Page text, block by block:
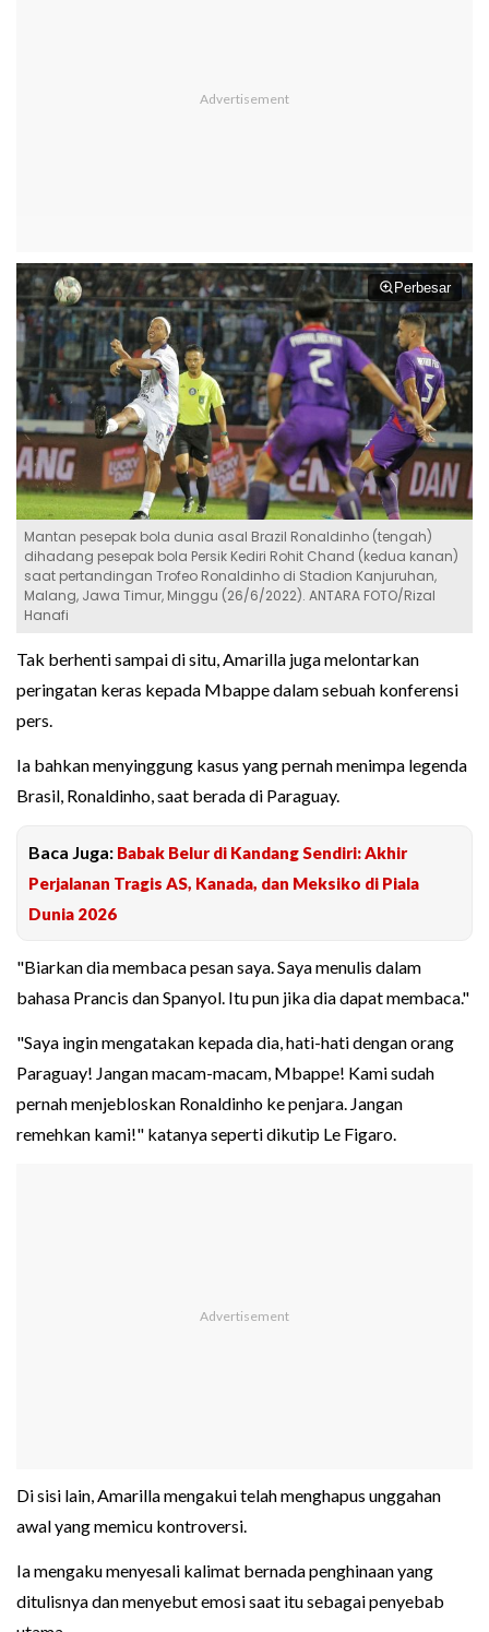
Perbesar
Mantan pesepak bola dunia asal Brazil Ronaldinho (tengah)
dihadang pesepak bola Persik Kediri Rohit Chand (kedua kanan)
saat pertandingan Trofeo Ronaldinho di Stadion Kanjuruhan,
Malang, Jawa Timur, Minggu (26/6/2022). ANTARA FOTO/Rizal
Hanafi
Tak berhenti sampai di situ, Amarilla juga melontarkan
peringatan keras kepada Mbappe dalam sebuah konferensi
pers.
Ia bahkan menyinggung kasus yang pernah menimpa legenda
Brasil, Ronaldinho, saat berada di Paraguay.
Baca Juga: Babak Belur di Kandang Sendiri: Akhir
Perjalanan Tragis AS, Kanada, dan Meksiko di Piala
Dunia 2026
"Biarkan dia membaca pesan saya. Saya menulis dalam
bahasa Prancis dan Spanyol. Itu pun jika dia dapat membaca."
"Saya ingin mengatakan kepada dia, hati-hati dengan orang
Paraguay! Jangan macam-macam, Mbappe! Kami sudah
pernah menjebloskan Ronaldinho ke penjara. Jangan
remehkan kami!" katanya seperti dikutip Le Figaro.
Di sisi lain, Amarilla mengakui telah menghapus unggahan
awal yang memicu kontroversi.
Ia mengaku menyesali kalimat bernada penghinaan yang
ditulisnya dan menyebut emosi saat itu sebagai penyebab